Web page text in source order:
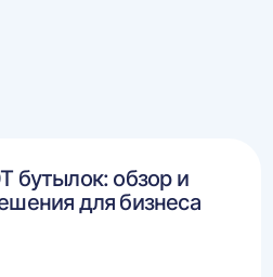
бутылок: обзор и
для бизнеса